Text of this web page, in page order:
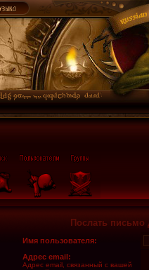
Послать письмо
Имя пользователя:
Адрес email:
Адрес email, связанный с вашей